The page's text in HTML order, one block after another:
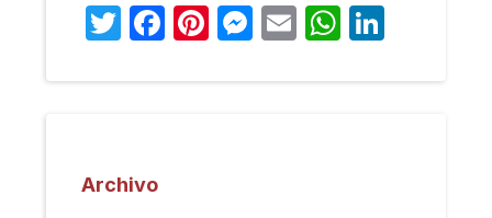
Twitter
Facebook
Pinterest
Messenger
Email
Archivo